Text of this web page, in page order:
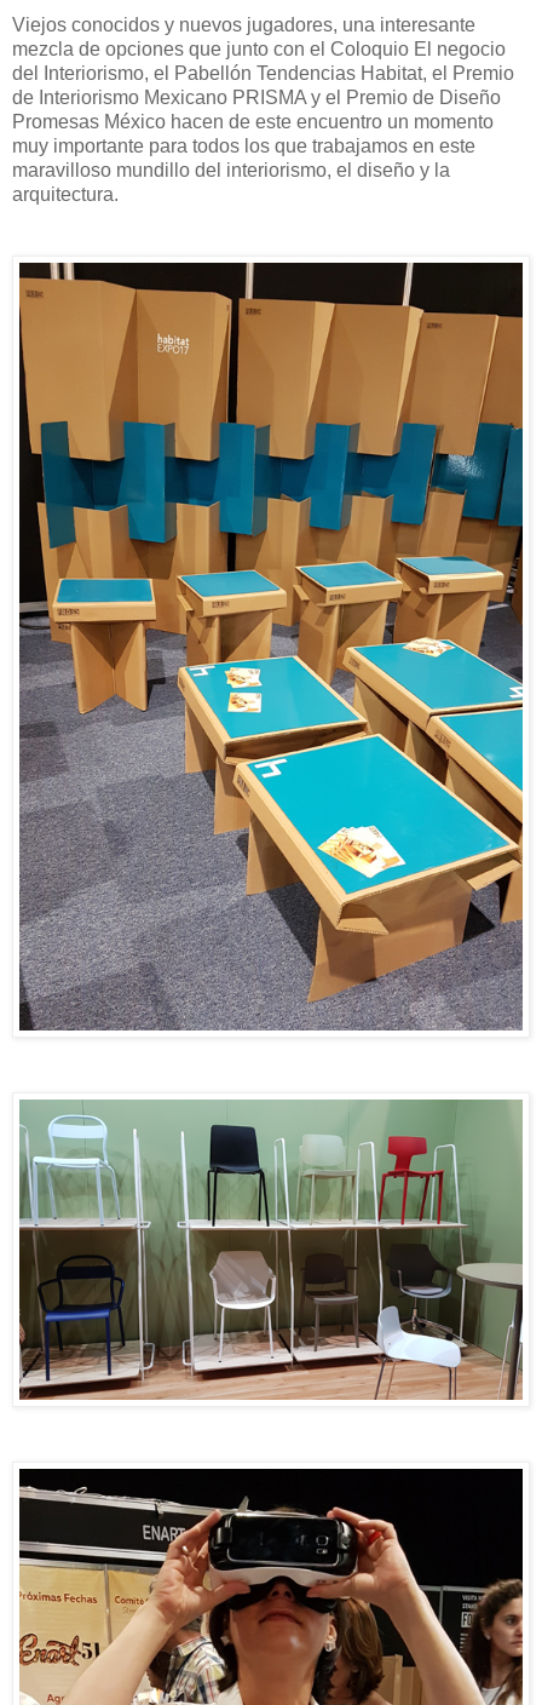
Viejos conocidos y nuevos jugadores, una interesante
mezcla de opciones que junto con el Coloquio El negocio
del Interiorismo, el Pabellón Tendencias Habitat, el Premio
de Interiorismo Mexicano PRISMA y el Premio de Diseño
Promesas México hacen de este encuentro un momento
muy importante para todos los que trabajamos en este
maravilloso mundillo del interiorismo, el diseño y la
arquitectura.